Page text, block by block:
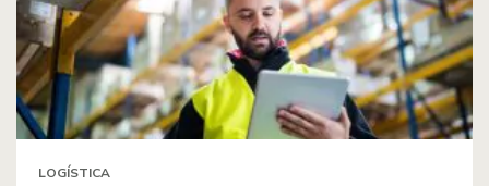
LOGÍSTICA